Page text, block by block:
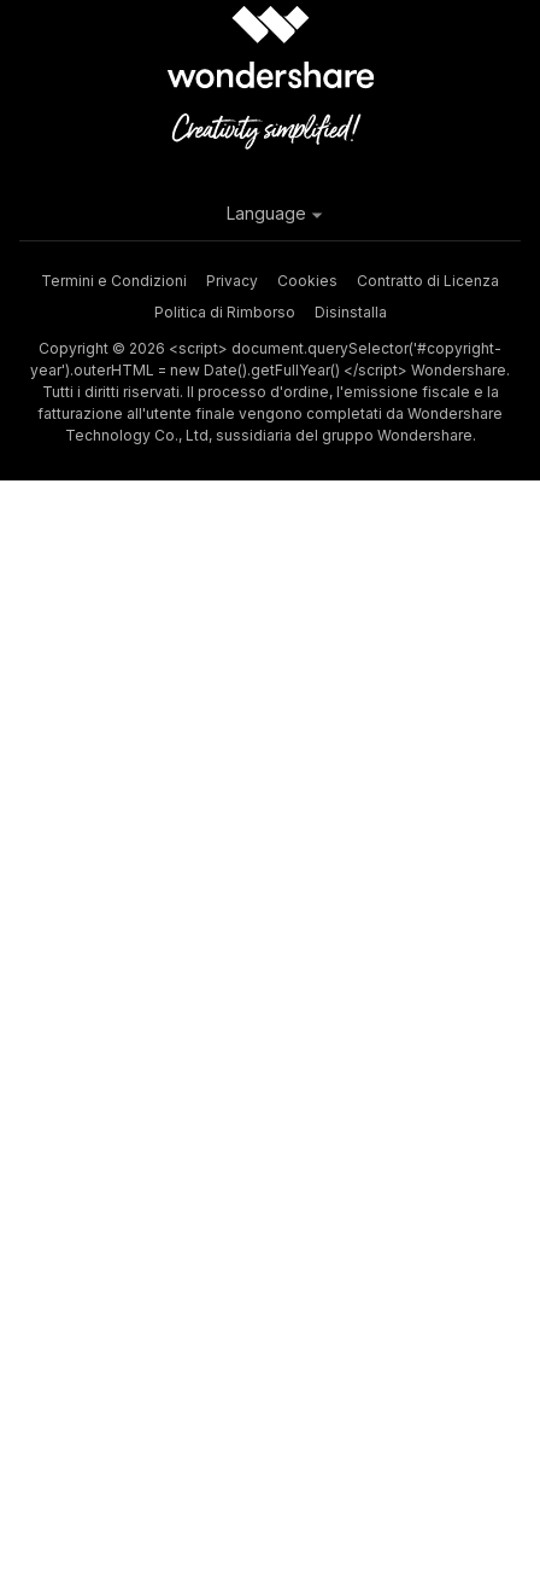
Termini e Condizioni Privacy Cookies
Contratto di Licenza
Politica di Rimborso
Disinstalla
Copyright © 2026 <script> document.querySelector('#copyright-
year').outerHTML = new Date().getFullYear() </script> Wondershare.
Tutti i diritti riservati. Il processo d'ordine, l'emissione fiscale e la
fatturazione all'utente finale vengono completati da Wondershare
Technology Co., Ltd, sussidiaria del gruppo Wondershare.
Language